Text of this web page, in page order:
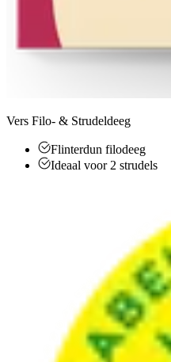
Vers Filo- & Strudeldeeg
Flinterdun filodeeg
Ideaal voor 2 strudels